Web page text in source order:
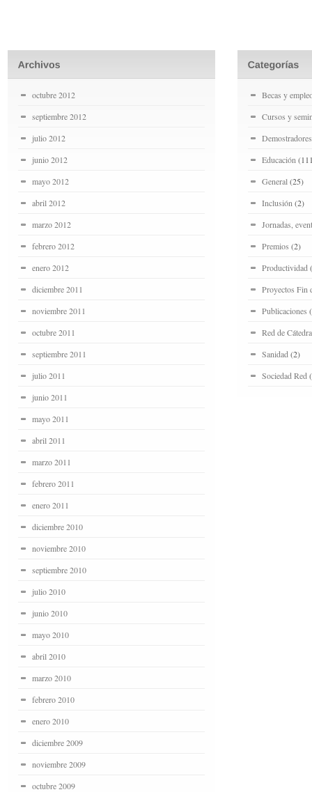
octubre 2012
septiembre 2012
julio 2012
junio 2012
mayo 2012
abril 2012
marzo 2012
febrero 2012
enero 2012
diciembre 2011
noviembre 2011
octubre 2011
septiembre 2011
julio 2011
junio 2011
mayo 2011
abril 2011
marzo 2011
febrero 2011
enero 2011
diciembre 2010
noviembre 2010
septiembre 2010
julio 2010
junio 2010
mayo 2010
abril 2010
marzo 2010
febrero 2010
enero 2010
diciembre 2009
noviembre 2009
octubre 2009
Becas y
Cursos y
Demostradores
Educación
General (25)
Inclusión (2)
Jornadas,
Premios (2)
Productividad
Proyectos Fin
Publicaciones
Red de
Sanidad (2)
Sociedad Red